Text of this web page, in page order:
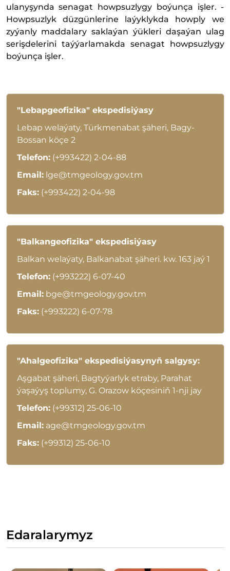
ulanyşynda senagat howpsuzlygy boýunça işler. -
Howpsuzlyk düzgünlerine laýyklykda howply we
zyýanly maddalary saklaýan ýükleri daşaýan ulag
serişdelerini taýýarlamakda senagat howpsuzlygy
boýunça işler.
"Lebapgeofizika" ekspedisiýasy
Lebap welaýaty, Türkmenabat şäheri, Bagy-
Bossan köçe 2
Telefon: (+993422) 2-04-88
Email: lge@tmgeology.gov.tm
Faks: (+993422) 2-04-98
"Balkangeofizika" ekspedisiýasy
Balkan welaýaty, Balkanabat şäheri. kw. 163 jaý 1
Telefon: (+993222) 6-07-40
Email: bge@tmgeology.gov.tm
Faks: (+993222) 6-07-78
"Ahalgeofizika" ekspedisiýasynyň salgysy:
Aşgabat şäheri, Bagtyýarlyk etraby, Parahat
ýaşaýyş toplumy, G. Orazow köçesiniň 1-nji jay
Telefon: (+99312) 25-06-10
Email: age@tmgeology.gov.tm
Faks: (+99312) 25-06-10
Edaralarymyz